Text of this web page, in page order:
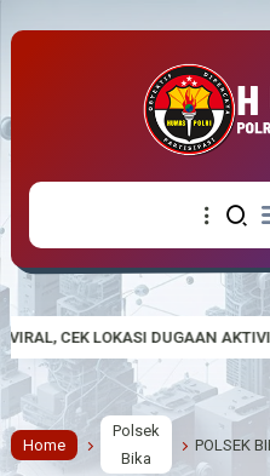
AKTIVITAS PETI DI SUNGAI
Home
Polsek
Bika